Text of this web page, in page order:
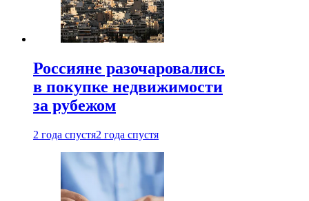
Россияне разочаровались
в покупке недвижимости
за рубежом
2 года спустя2 года спустя